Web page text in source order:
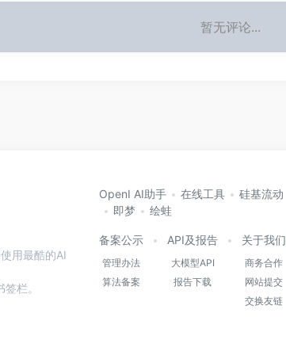
暂无评论...
用最酷的AI
栏。
OpenI AI助手 在线工具 硅基流动
即梦
绘蛙
备案公示
管理办法
算法备案
API及报告
大模型API
报告下载
关于我们
商务合作
网站提交
交换友链